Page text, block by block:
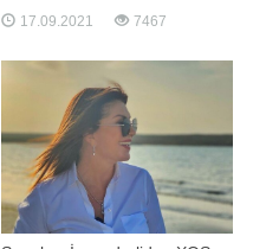
ki, o Hacı Nuranla foto çəkdirərkən
üzünü bağlayıb. Klarnet ifaçısı
Nuranın 4-cu dalğasi başlayıb
17.09.2021 7467